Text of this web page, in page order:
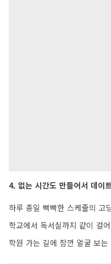
4. 없는 시간도 만들어서 데이
하루 종일 빡빡한 스케줄의 고
학교에서 독서실까지 같이 걸
학원 가는 길에 잠깐 얼굴 보